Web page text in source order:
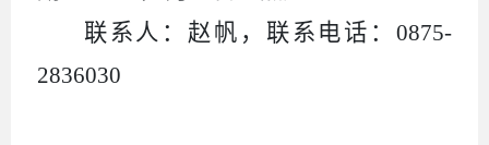
联系人： 赵帆 ，联系电话：0875-
2836030